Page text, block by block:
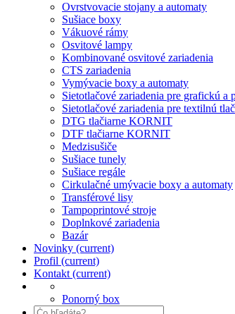
Ovrstvovacie stojany a automaty
Sušiace boxy
Vákuové rámy
Osvitové lampy
Kombinované osvitové zariadenia
CTS zariadenia
Vymývacie boxy a automaty
Sietotlačové zariadenia pre grafickú a
Sietotlačové zariadenia pre textilnú tlač
DTG tlačiarne KORNIT
DTF tlačiarne KORNIT
Medzisušiče
Sušiace tunely
Sušiace regále
Cirkulačné umývacie boxy a automaty
Transférové lisy
Tampoprintové stroje
Doplnkové zariadenia
Bazár
Novinky (current)
Profil (current)
Kontakt (current)
Ponorný box